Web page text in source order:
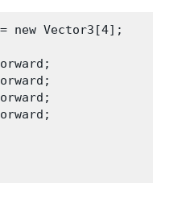
new Vector3[4];